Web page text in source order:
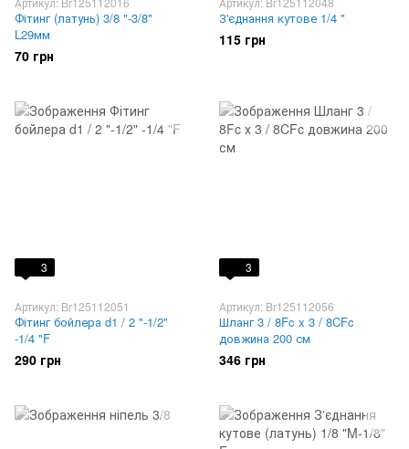
Фітинг (латунь) 3/8 "-3/8"
L29мм
70 грн
З'єднання кутове 1/4 "
115 грн
3
Артикул: Br125112051
Фітинг бойлера d1 / 2 "-1/2"
-1/4 "F
290 грн
3
Артикул: Br125112056
Шланг 3 / 8Fc x 3 / 8CFc
довжина 200 см
346 грн